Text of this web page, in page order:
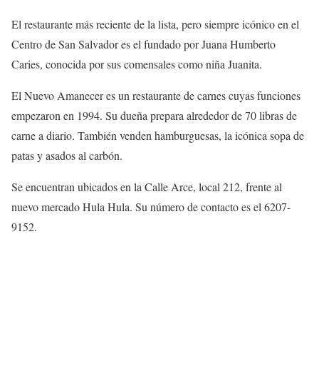
El restaurante más reciente de la lista, pero siempre icónico en el
Centro de San Salvador es el fundado por Juana Humberto
Caries, conocida por sus comensales como niña Juanita.
El Nuevo Amanecer es un restaurante de carnes cuyas funciones
empezaron en 1994. Su dueña prepara alrededor de 70 libras de
carne a diario. También venden hamburguesas, la icónica sopa de
patas y asados al carbón.
Se encuentran ubicados en la Calle Arce, local 212, frente al
nuevo mercado Hula Hula. Su número de contacto es el 6207-
9152.